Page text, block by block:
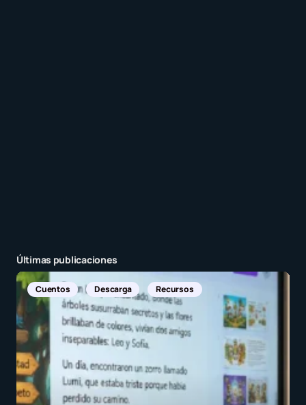
Últimas publicaciones
Noticias Internacionales